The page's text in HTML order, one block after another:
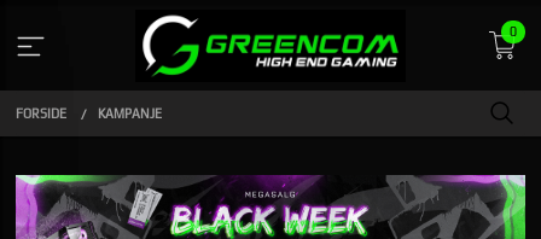
innholdet
0
FORSIDE KAMPANJE